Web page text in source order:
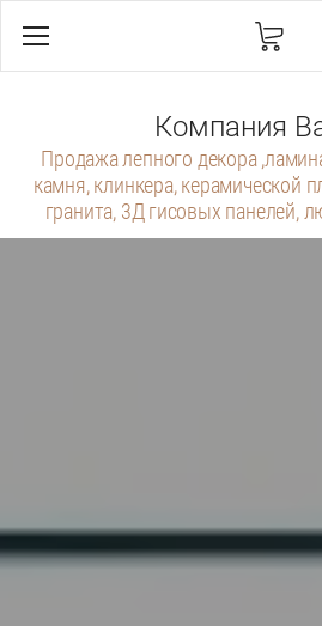
Компания
Продажа лепного декора
камня, клинкера, керамической
гранита, 3Д гисовых панелей,